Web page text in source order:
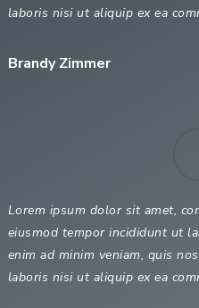
laboris nisi ut aliquip ex ea
Brandy Zimmer
Lorem ipsum dolor sit amet,
eiusmod tempor incididunt ut
enim ad minim veniam, quis
laboris nisi ut aliquip ex ea